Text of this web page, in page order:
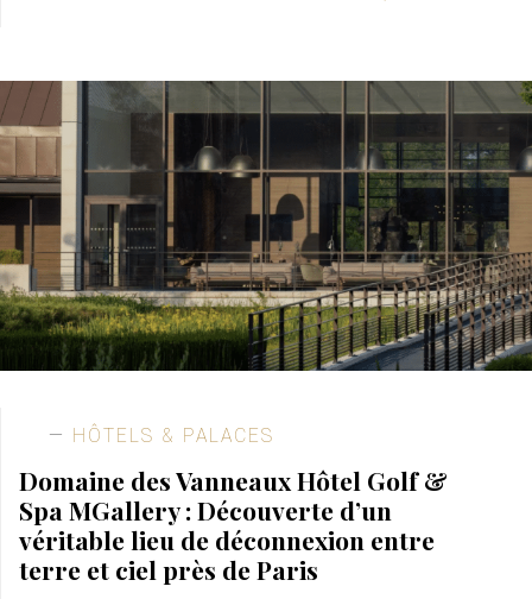
HÔTELS & PALACES
Domaine des Vanneaux Hôtel Golf &
Spa MGallery : Découverte d’un
véritable lieu de déconnexion entre
terre et ciel près de Paris